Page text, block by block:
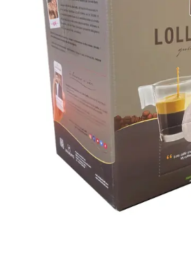
400 capsule Lollo
Passionespresso
Nespresso® miscela